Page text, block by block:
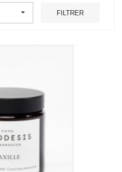
 FILTRER